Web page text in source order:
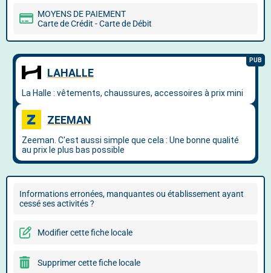
MOYENS DE PAIEMENT
Carte de Crédit - Carte de Débit
Informations erronées, manquantes ou établissement ayant
cessé ses activités ?
Modifier cette fiche locale
Supprimer cette fiche locale